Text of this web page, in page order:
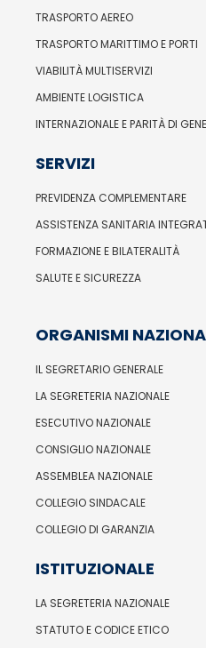
TRASPORTO AEREO
TRASPORTO MARITTIMO E PORTI
VIABILITÀ MULTISERVIZI
AMBIENTE LOGISTICA
INTERNAZIONALE E PARITÀ DI
SERVIZI
PREVIDENZA COMPLEMENTARE
ASSISTENZA SANITARIA
FORMAZIONE E BILATERALITÀ
SALUTE E SICUREZZA
ORGANISMI
IL SEGRETARIO GENERALE
LA SEGRETERIA NAZIONALE
ESECUTIVO NAZIONALE
CONSIGLIO NAZIONALE
ASSEMBLEA NAZIONALE
COLLEGIO SINDACALE
COLLEGIO DI GARANZIA
ISTITUZIONALE
LA SEGRETERIA NAZIONALE
STATUTO E CODICE ETICO